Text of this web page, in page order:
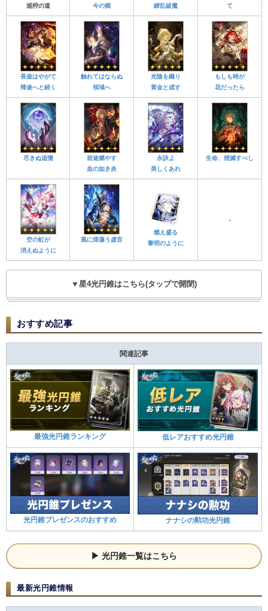
巡狩の道 今の猶 繚乱破魔 て
長途はやがて
帰途へと続く
触れてはならぬ
領域へ
光陰を織り
黄金と成す
もしも時が
花だったら
尽きぬ追憶
前途燃やす
血の如き炎
永訣よ
美しくあれ
生命、焼滅すべし
空の虹が
消えぬように
風に揺蕩う虚言
燃え盛る
黎明のように
-
▼星4光円錐はこちら(タップで開閉)
おすすめ記事
関連記事
最強光円錐ランキング 低レアおすすめ光円錐
光円錐プレゼンスのおすすめ ナナシの勲功光円錐
光円錐一覧はこちら
最新光円錐情報